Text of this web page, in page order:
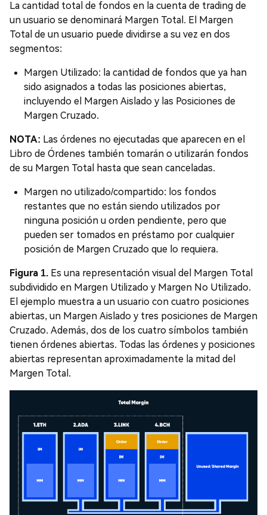
La cantidad total de fondos en la cuenta de trading de
un usuario se denominará Margen Total. El Margen
Total de un usuario puede dividirse a su vez en dos
segmentos:
Margen Utilizado: la cantidad de fondos que ya han
sido asignados a todas las posiciones abiertas,
incluyendo el Margen Aislado y las Posiciones de
Margen Cruzado.
NOTA: Las órdenes no ejecutadas que aparecen en el
Libro de Órdenes también tomarán o utilizarán fondos
de su Margen Total hasta que sean canceladas.
Margen no utilizado/compartido: los fondos
restantes que no están siendo utilizados por
ninguna posición u orden pendiente, pero que
pueden ser tomados en préstamo por cualquier
posición de Margen Cruzado que lo requiera.
Figura 1. Es una representación visual del Margen Total
subdividido en Margen Utilizado y Margen No Utilizado.
El ejemplo muestra a un usuario con cuatro posiciones
abiertas, un Margen Aislado y tres posiciones de Margen
Cruzado. Además, dos de los cuatro símbolos también
tienen órdenes abiertas. Todas las órdenes y posiciones
abiertas representan aproximadamente la mitad del
Margen Total.